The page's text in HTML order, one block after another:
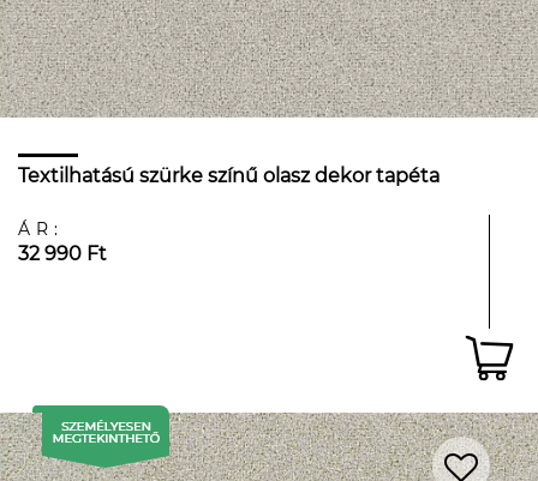
Textilhatású szürke színű olasz dekor tapéta
ÁR:
32 990 Ft